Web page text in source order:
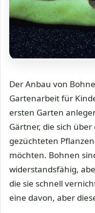
Der Anbau von
Gartenarbeit für
ersten Garten
Gärtner, die sich
gezüchteten
möchten. Bohnen
widerstandsfähig,
die sie schnell
eine davon, aber